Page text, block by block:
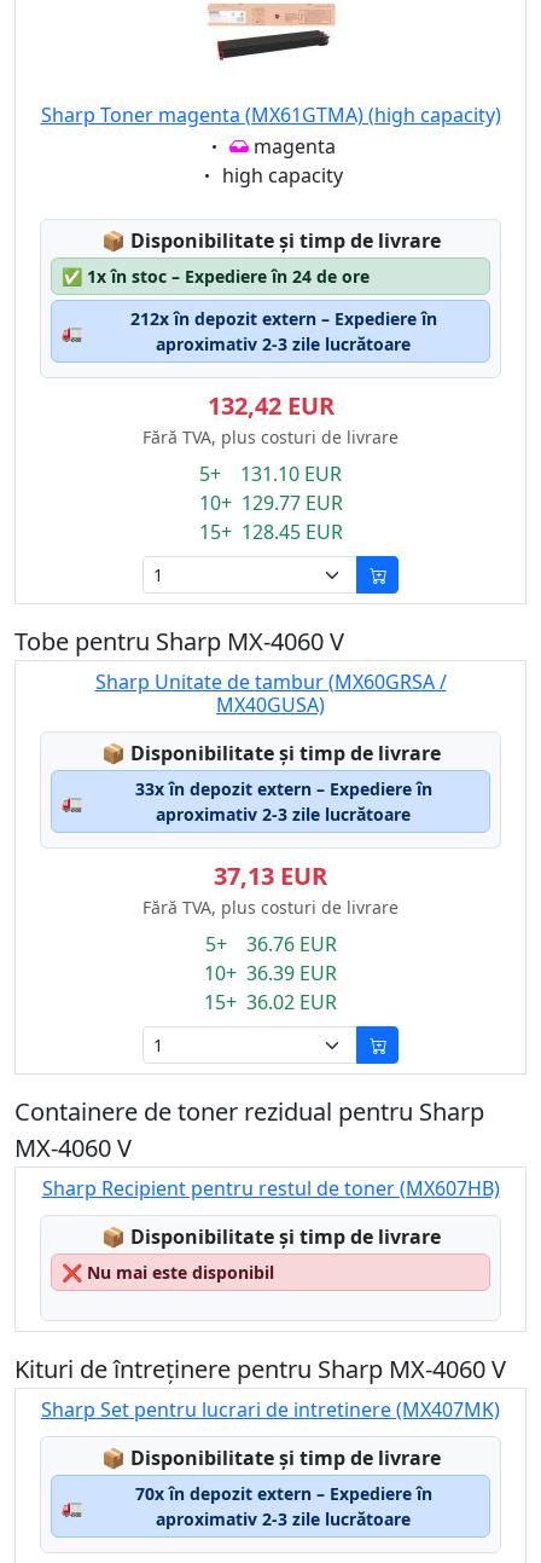
Sharp Toner magenta (MX61GTMA) (high capacity)
Eigenschaft:
magenta
Eigenschaft:
high capacity
📦 Lagerstatus:
Disponibilitate și timp de livrare
✅ 1x în stoc – Expediere în 24 de ore
🚛
212x în depozit extern – Expediere în
aproximativ 2-3 zile lucrătoare
132,42 EUR
Fără TVA, plus costuri de livrare
5+ 131.10 EUR
10+ 129.77 EUR
15+ 128.45 EUR
Tobe pentru Sharp MX-4060 V
Sharp Unitate de tambur (MX60GRSA /
MX40GUSA)
📦 Lagerstatus:
Disponibilitate și timp de livrare
🚛
33x în depozit extern – Expediere în
aproximativ 2-3 zile lucrătoare
37,13 EUR
Fără TVA, plus costuri de livrare
5+ 36.76 EUR
10+ 36.39 EUR
15+ 36.02 EUR
Containere de toner rezidual pentru Sharp
MX-4060 V
Sharp Recipient pentru restul de toner (MX607HB)
📦 Lagerstatus:
Disponibilitate și timp de livrare
❌ Nu mai este disponibil
Kituri de întreținere pentru Sharp MX-4060 V
Sharp Set pentru lucrari de intretinere (MX407MK)
📦 Lagerstatus:
Disponibilitate și timp de livrare
🚛
70x în depozit extern – Expediere în
aproximativ 2-3 zile lucrătoare